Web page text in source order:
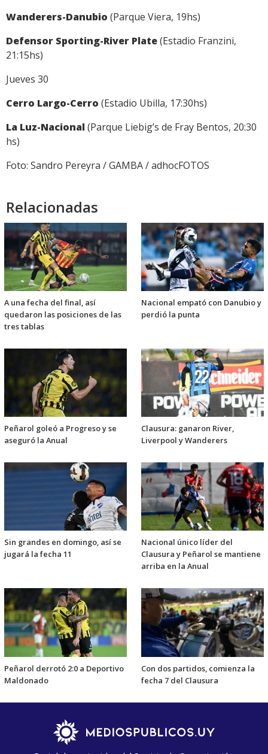
Wanderers-Danubio (Parque Viera, 19hs)
Defensor Sporting-River Plate(Estadio Franzini,
21:15hs)
Jueves 30
Cerro Largo-Cerro (Estadio Ubilla, 17:30hs)
La Luz-Nacional (Parque Liebig’s de Fray Bentos, 20:30
hs)
Foto: Sandro Pereyra / GAMBA / adhocFOTOS
Relacionadas
A una fecha del final, así
quedaron las posiciones de las
tres tablas
Nacional empató con Danubio y
perdió la punta
Peñarol goleó a Progreso y se
aseguró la Anual
Clausura: ganaron River,
Liverpool y Wanderers
Sin grandes en domingo, así se
jugará la fecha 11
Nacional único líder del
Clausura y Peñarol se mantiene
arriba en la Anual
Peñarol derrotó 2:0 a Deportivo
Maldonado
Con dos partidos, comienza la
fecha 7 del Clausura